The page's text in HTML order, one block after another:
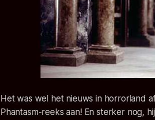
Het was wel het nieuws in horrorland
Phantasm-reeks aan! En sterker nog,